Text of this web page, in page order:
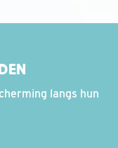
langs hun